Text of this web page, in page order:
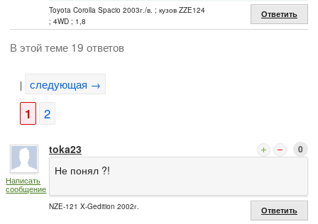
Toyota Corolla Spacio 2003г./в. ; кузов ZZE124
; 4WD ; 1,8
Ответить
В этой теме 19 ответов
| следующая →
1 2
Написать
сообщение
toka23 0
Не понял ?!
NZE-121 X-Gedition 2002г. Ответить